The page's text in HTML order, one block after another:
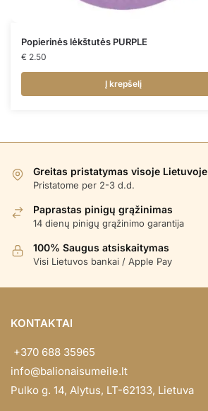
Popierinės lėkštutės PURPLE
€ 2.50
Į krepšelį
Greitas pristatymas visoje Lietuvoje
Pristatome per 2-3 d.d.
Paprastas pinigų grąžinimas
14 dienų pinigų grąžinimo garantija
100% Saugus atsiskaitymas
Visi Lietuvos bankai / Apple Pay
KONTAKTAI
+370 688 35965
info@balionaisumeile.lt
Pulko g. 14, Alytus, LT-62133, Lietuva